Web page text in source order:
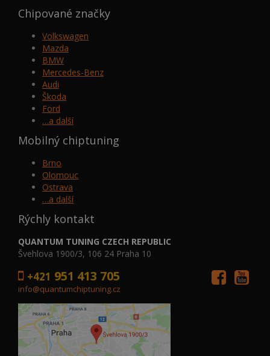
Chipované značky
Volkswagen
Mazda
BMW
Mercedes-Benz
Audi
Škoda
Ford
…a další
Mobilný chiptuning
Brno
Olomouc
Ostrava
…a další
Rýchly kontakt
QUANTUM TUNING CZECH REPUBLIC
Švehlova 1900/3, 106 24 Praha 10
+421 951 413 705
info@quantumchiptuning.cz